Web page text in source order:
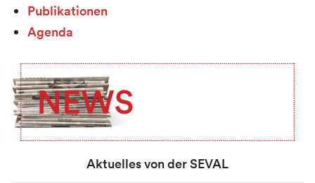
Publikationen
Agenda
Aktuelles von der SEVAL